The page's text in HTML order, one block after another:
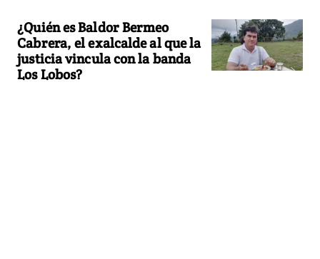
¿Quién es Baldor Bermeo
Cabrera, el exalcalde al que la
justicia vincula con la banda
Los Lobos?